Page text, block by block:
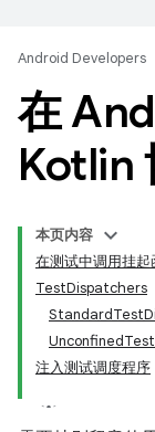
Android Developers
在
Kotlin
本页内容
在测试中调用挂起
TestDispatchers
注入测试调度程序